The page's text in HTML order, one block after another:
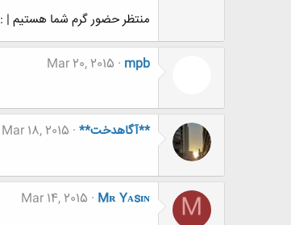
منتظر حضور گرم شما هستیم | :gol:
mpb
Mar 20, 2015
**آگاهدخت** Mar 18, 2015
M
Mʀ Yᴀsɪɴ
Mar 14, 2015